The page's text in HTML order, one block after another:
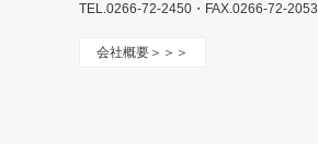
TEL.0266-72-2450・FAX.0266-72-2053
会社概要＞＞＞